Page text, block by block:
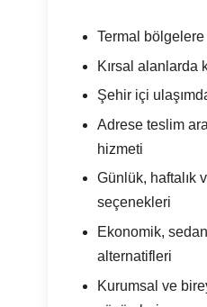
Termal bölgelere
Kırsal alanlarda
Şehir içi
Adrese teslim
hizmeti
Günlük, haftalık
seçenekleri
Ekonomik,
alternatifleri
Kurumsal ve